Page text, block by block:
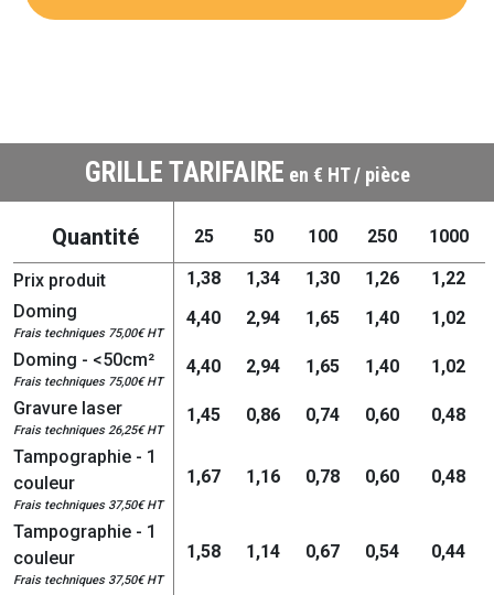
GRILLE TARIFAIRE en € HT / pièce
Quantité 25 50 100 250 1000
Prix produit 1,38 1,34 1,30 1,26
1,22
Doming
Frais techniques 75,00€ HT
4,40 2,94 1,65 1,40
1,02
Doming - <50cm²
Frais techniques 75,00€ HT
4,40 2,94 1,65 1,40
1,02
Gravure laser
Frais techniques 26,25€ HT
1,45 0,86 0,74 0,60
0,48
Tampographie - 1
couleur
Frais techniques 37,50€ HT
1,67 1,16 0,78 0,60 0,48
Tampographie - 1
couleur
Frais techniques 37,50€ HT
1,58 1,14 0,67 0,54 0,44